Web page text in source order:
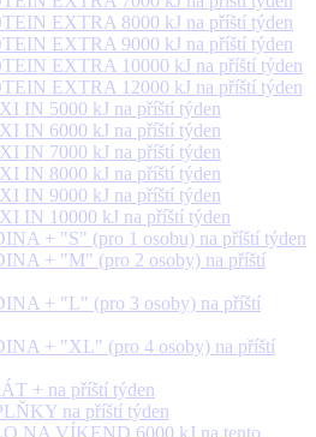
EXTRA 8000 kJ na příští týden
EXTRA 9000 kJ na příští týden
EXTRA 10000 kJ na příští týden
EXTRA 12000 kJ na příští týden
IN 5000 kJ na příští týden
IN 6000 kJ na příští týden
IN 7000 kJ na příští týden
IN 8000 kJ na příští týden
IN 9000 kJ na příští týden
IN 10000 kJ na příští týden
+ "S" (pro 1 osobu) na příští týden
+ "M" (pro 2 osoby) na příští
+ "L" (pro 3 osoby) na příští
+ "XL" (pro 4 osoby) na příští
+ na příští týden
na příští týden
NA VÍKEND 6000 kJ na tento